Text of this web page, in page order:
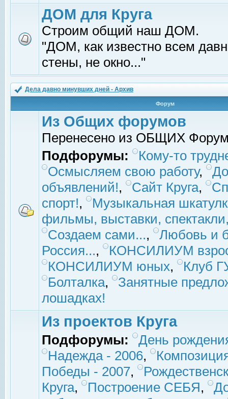
ДОМ для Круга
Строим общий наш ДОМ.
"ДОМ, как известно всем
стены, не окно..."
Дела давно минувших дней - Архив
Форум
Из Общих форумов
Перенесено из ОБЩИХ
Подфорумы:
Кому-то
Осмысляем свою работу,
объявлений!, Сайт Круга,
спорт!,
Музыкальная
фильмы, выставки,
Создаем сами...,
Любовь и
Россия...,
КОНСИЛИУМ
КОНСИЛИУМ юных,
Клуб
Болталка,
Занятные
лошадках!
Из проектов Круга
Подфорумы:
День
Надежда - 2006,
Победы - 2007,
Круга, Построение СЕБЯ,